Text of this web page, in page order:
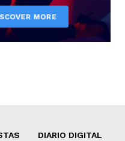
DIARIO DIGITAL